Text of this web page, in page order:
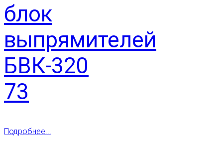
блок
выпрямителей
БВК-320
73
Подробнее...